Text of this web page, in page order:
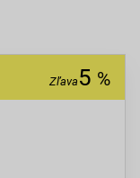
Zľava 5 %